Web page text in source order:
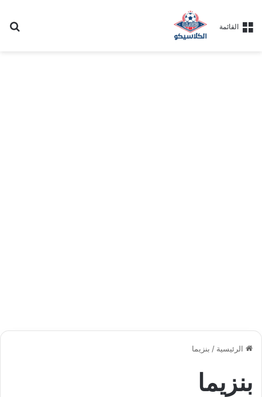
القائمة
الرئيسية / بنزيما
بنزيما